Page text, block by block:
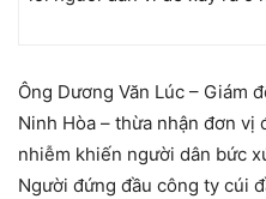
Ông Dương Văn Lúc – Giám
Ninh Hòa – thừa nhận đơn vị
nhiễm khiến người dân bức
Người đứng đầu công ty cúi